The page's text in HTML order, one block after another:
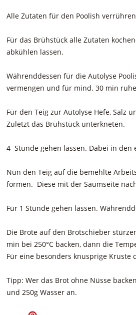
Alle Zutaten für den Poolish
Für das Brühstück alle Zutaten
abkühlen lassen.
Währenddessen für die Autolyse
vermengen und für mind. 30 min
Für den Teig zur Autolyse Hefe, Salz
Zuletzt das Brühstück unterkneten.
4 Stunde gehen lassen. Dabei in den
Nun den Teig auf die bemehlte
formen. Diese mit der Saumseite
Für 1 Stunde gehen lassen.
Die Brote auf den Brotschieber
min bei 250°C backen, dann die
Für eine besonders knusprige
Tipp: Wer das Brot ohne Nüsse
und 250g Wasser an.